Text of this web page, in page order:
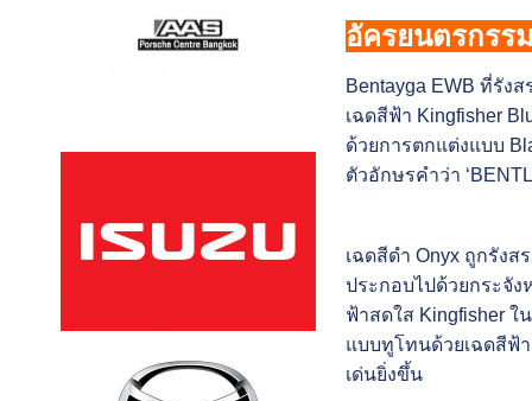
อัครยนตรกรร
Bentayga EWB ที่รั
เฉดสีฟ้า Kingfisher
ด้วยการตกแต่งแบบ
ตัวอักษรคำว่า
เฉดสีดำ Onyx ถูกรัง
ประกอบไปด้วยกระจั
ฟ้าสดใส Kingfisher
แบบทูโทนด้วยเฉดสีฟ้
เด่นยิ่งขึ้น